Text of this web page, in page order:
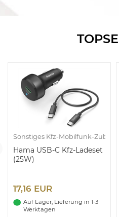
Sonstiges Kfz-Mobilfunk-
Hama USB-C Kfz-Ladeset
(25W)
17,16 EUR
Auf Lager, Lieferung in 1-3
Werktagen